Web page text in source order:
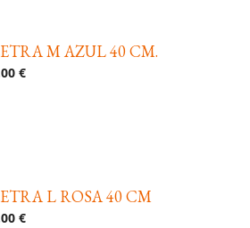
M AZUL 40 CM.
€
L ROSA 40 CM
€